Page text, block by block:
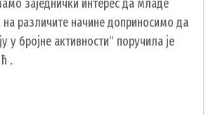
заједнички интерес да младе
различите начине доприносимо да
у бројне активности“ поручила је
.